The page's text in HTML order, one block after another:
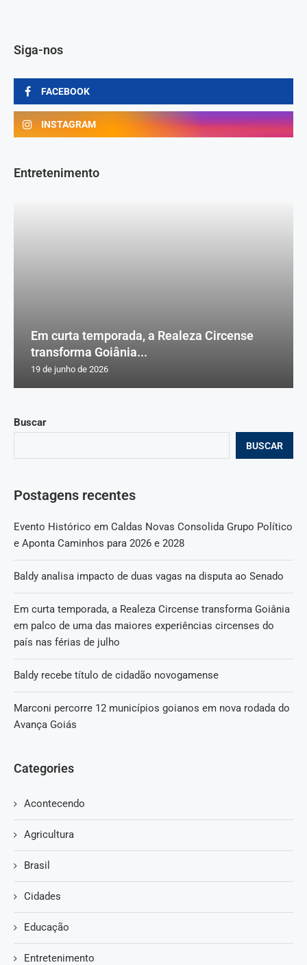
Buscar
BUSCAR
Postagens recentes
Evento Histórico em Caldas Novas Consolida Grupo Político
e Aponta Caminhos para 2026 e 2028
Baldy analisa impacto de duas vagas na disputa ao Senado
Em curta temporada, a Realeza Circense transforma Goiânia
em palco de uma das maiores experiências circenses do
país nas férias de julho
Baldy recebe título de cidadão novogamense
Marconi percorre 12 municípios goianos em nova rodada do
Avança Goiás
Categories
Acontecendo
Agricultura
Brasil
Cidades
Educação
Entretenimento
Siga-nos
FACEBOOK
INSTAGRAM
Entretenimento
Em curta temporada, a Realeza Circense
transforma Goiânia...
19 de junho de 2026